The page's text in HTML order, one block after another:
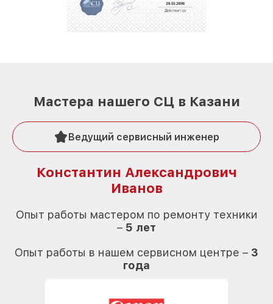
Мастера нашего СЦ в Казани
Ведущий сервисный инженер
Константин Александрович
Иванов
Опыт работы мастером по ремонту техники
– 5 лет
Опыт работы в нашем сервисном центре – 3
года